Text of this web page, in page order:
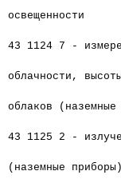
освещенности
43 1124 7 -
облачности,
облаков (наземные
43 1125 2 -
(наземные приборы)